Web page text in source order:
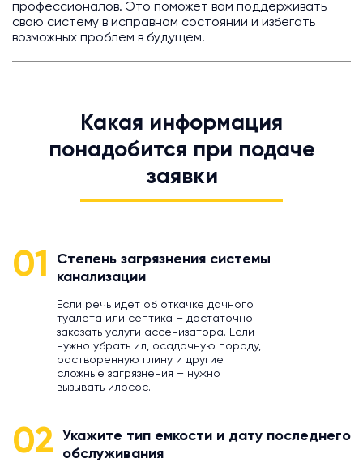
профессионалов. Это поможет вам поддерживать
свою систему в исправном состоянии и избегать
возможных проблем в будущем.
Какая информация
понадобится при подаче
заявки
01
Степень загрязнения системы
канализации
Если речь идет об откачке дачного
туалета или септика – достаточно
заказать услуги ассенизатора. Если
нужно убрать ил, осадочную породу,
растворенную глину и другие
сложные загрязнения – нужно
вызывать илосос.
02
Укажите тип емкости и дату последнего
обслуживания